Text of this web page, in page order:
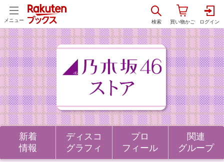
メニュー
新着
情報
ディスコ
グラフィ
プロ
フィール
関連
グループ